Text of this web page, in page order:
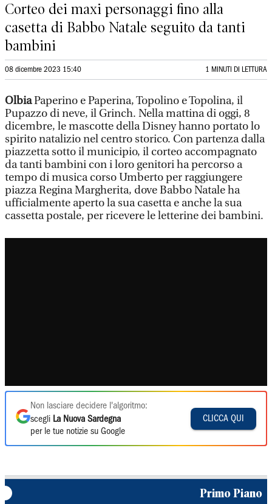
Corteo dei maxi personaggi fino alla
casetta di Babbo Natale seguito da tanti
bambini
08 dicembre 2023 15:40 1 MINUTI DI LETTURA
OlbiaPaperino e Paperina, Topolino e Topolina, il
Pupazzo di neve, il Grinch. Nella mattina di oggi, 8
dicembre, le mascotte della Disney hanno portato lo
spirito natalizio nel centro storico. Con partenza dalla
piazzetta sotto il municipio, il corteo accompagnato
da tanti bambini con i loro genitori ha percorso a
tempo di musica corso Umberto per raggiungere
piazza Regina Margherita, dove Babbo Natale ha
ufficialmente aperto la sua casetta e anche la sua
cassetta postale, per ricevere le letterine dei bambini.
Non lasciare decidere l'algoritmo:
scegli La Nuova Sardegna
per le tue notizie su Google
CLICCA QUI
Primo Piano